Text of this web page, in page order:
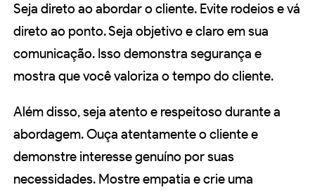
Seja direto ao abordar o cliente. Evite rodeios e vá
direto ao ponto. Seja objetivo e claro em sua
comunicação. Isso demonstra segurança e
mostra que você valoriza o tempo do cliente.
Além disso, seja atento e respeitoso durante a
abordagem. Ouça atentamente o cliente e
demonstre interesse genuíno por suas
necessidades. Mostre empatia e crie uma